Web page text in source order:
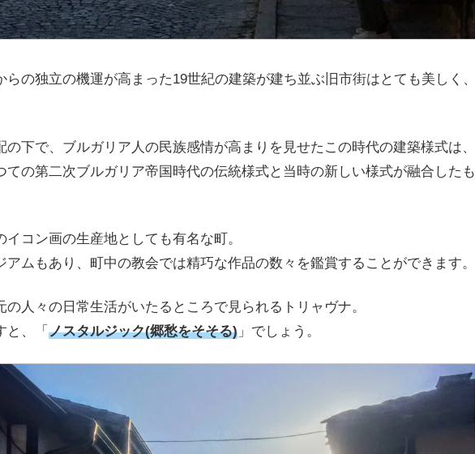
の独立の機運が高まった19世紀の建築が建ち並ぶ旧市街はとても美しく、
下で、ブルガリア人の民族感情が高まりを見せたこの時代の建築様式は、
ての第二次ブルガリア帝国時代の伝統様式と当時の新しい様式が融合したも
コン画の生産地としても有名な町。
ムもあり、町中の教会では精巧な作品の数々を鑑賞することができます。
人々の日常生活がいたるところで見られるトリャヴナ。
と、「 ノスタルジック(郷愁をそそる) 」でしょう。